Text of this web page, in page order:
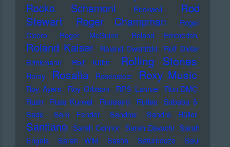
Rocko Schamoni Rockwell
Rod
Stewart
Roger Champman
Roger
Cicero
Roger McGuinn Roland Emmerich
Roland Kaiser Roland Owsnitzki
Rolf Dieter
Brinkmann
Rolf Kühn Rolling Stones
Romy Rosalia Rosenstolz Roxy Music
Roy Ayers Roy Orbison RPS Lanrue
Run-DMC
Rush
Russ Kunkel Russland Rutles
Sababa 5
Sade
Sam Fender Sandow Sandra Hüller
Santiano Sarah Connor Sarah Davachi Sarah
Engels
Sarah Wild Sasha Saturndaze
Saul